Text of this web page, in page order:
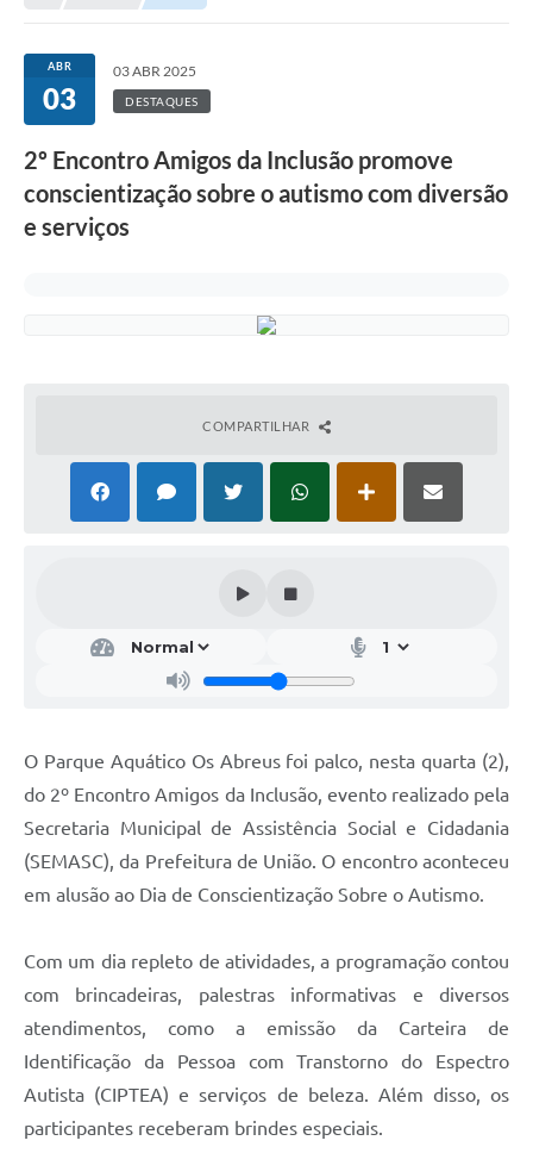
ABR
03
03 ABR 2025
DESTAQUES
2º Encontro Amigos da Inclusão promove
conscientização sobre o autismo com diversão
e serviços
COMPARTILHAR
O Parque Aquático Os Abreus foi palco, nesta quarta (2),
do 2º Encontro Amigos da Inclusão, evento realizado pela
Secretaria Municipal de Assistência Social e Cidadania
(SEMASC), da Prefeitura de União. O encontro aconteceu
em alusão ao Dia de Conscientização Sobre o Autismo.
Com um dia repleto de atividades, a programação contou
com brincadeiras, palestras informativas e diversos
atendimentos, como a emissão da Carteira de
Identificação da Pessoa com Transtorno do Espectro
Autista (CIPTEA) e serviços de beleza. Além disso, os
participantes receberam brindes especiais.